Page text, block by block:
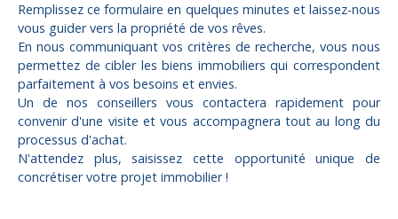
Remplissez ce formulaire en quelques minutes et laissez-nous
vous guider vers la propriété de vos rêves.
En nous communiquant vos critères de recherche, vous nous
permettez de cibler les biens immobiliers qui correspondent
parfaitement à vos besoins et envies.
Un de nos conseillers vous contactera rapidement pour
convenir d'une visite et vous accompagnera tout au long du
processus d'achat.
N'attendez plus, saisissez cette opportunité unique de
concrétiser votre projet immobilier !